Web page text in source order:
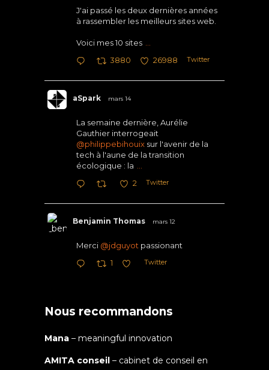
J'ai passé les deux dernières années
à rassembler les meilleurs sites web.
Voici mes 10 sites
3880 26988 Twitter
aSpark mars 14
La semaine dernière, Aurélie
Gauthier interrogeait
@philippebihouix sur l'avenir de la
tech à l'aune de la transition
écologique : la
2 Twitter
Benjamin Thomas mars 12
Merci @jdguyot passionant
1 Twitter
Nous recommandons
Mana – meaningful innovation
AMITA conseil – cabinet de conseil en